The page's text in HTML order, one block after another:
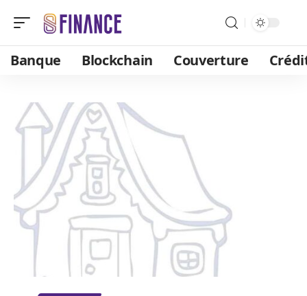
Banque Blockchain Couverture